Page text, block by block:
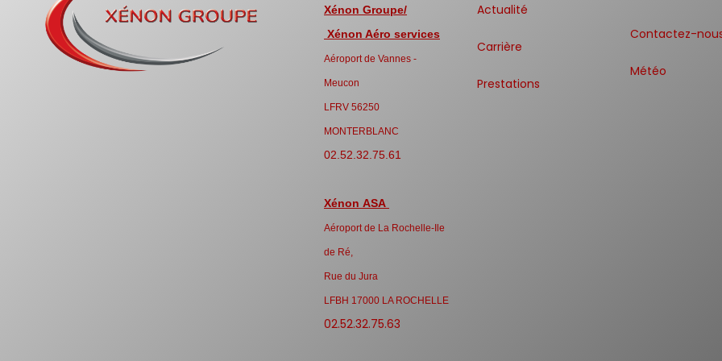
Xénon Groupe/
Xénon Aéro services
Aéroport de Vannes -
Meucon
LFRV 56250
MONTERBLANC
02.52.32.75.61
Xénon ASA
Aéroport de La Rochelle-Ile
de Ré,
Rue du Jura
LFBH 17000 LA ROCHELLE
02.52.32.75.63
Actualité
Carrière
Prestations
Contactez-
Météo